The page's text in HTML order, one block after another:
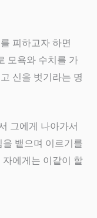
피하고자 하면
모욕와 수치를 가
신을 벗기라는 명
그에게 나아가서
뱉으며 이르기를
자에게는 이같이 할